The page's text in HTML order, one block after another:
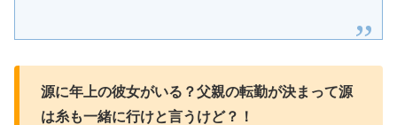
源に年上の彼女がいる？父親の転勤が決まって源
は糸も一緒に行けと言うけど？！